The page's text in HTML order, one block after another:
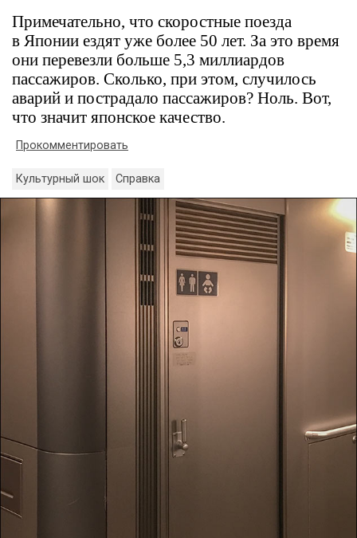
Примечательно, что скоростные поезда
в Японии ездят уже более 50 лет. За это время
они перевезли больше 5,3 миллиардов
пассажиров. Сколько, при этом, случилось
аварий и пострадало пассажиров? Ноль. Вот,
что значит японское качество.
Прокомментировать
Культурный шок Справка